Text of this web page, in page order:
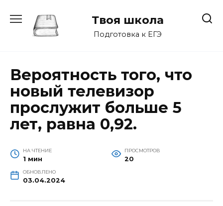
содержанию
Твоя школа
Подготовка к ЕГЭ
Вероятность того, что
новый телевизор
прослужит больше 5
лет, равна 0,92.
НА ЧТЕНИЕ
1 мин
ПРОСМОТРОВ
20
ОБНОВЛЕНО
03.04.2024